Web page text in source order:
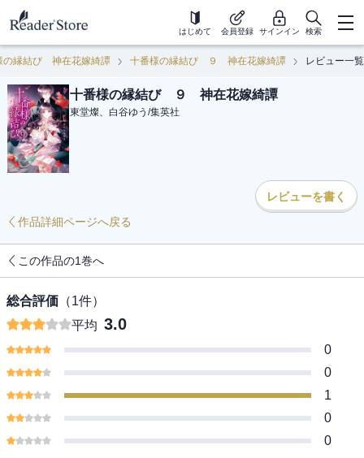
はじめて 会員登録 サインイン 検索
の縁結び 神在花嫁綺譚 十番様の縁結び ９ 神在花嫁綺譚 レビュー一覧
十番様の縁結び ９ 神在花嫁綺譚
東堂燦、白谷ゆう /集英社
レビューを書く
作品詳細ページへ戻る
この作品の1巻へ
総合評価 （1件）
平均 3.0
0
0
1
0
0